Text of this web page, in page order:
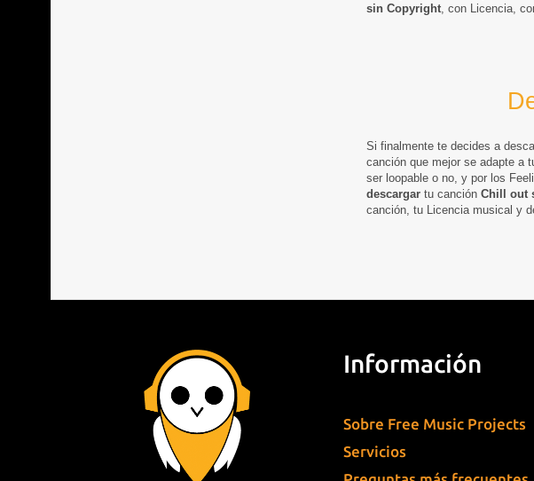
sin Copyright , con Licencia,
Si finalmente te decides a
canción que mejor se adapte a
ser loopable o no, y por los
descargar tu canción Chill out
canción, tu Licencia musical y
Información
Sobre Free Music Projects
Servicios